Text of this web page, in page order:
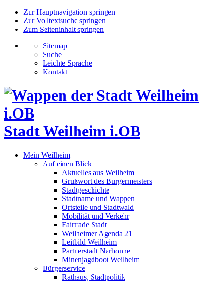
Zur Hauptnavigation springen
Zur Volltextsuche springen
Zum Seiteninhalt springen
Sitemap
Suche
Leichte Sprache
Kontakt
Stadt Weilheim i.OB
Mein Weilheim
Auf einen Blick
Aktuelles aus Weilheim
Grußwort des Bürgermeisters
Stadtgeschichte
Stadtname und Wappen
Ortsteile und Stadtwald
Mobilität und Verkehr
Fairtrade Stadt
Weilheimer Agenda 21
Leitbild Weilheim
Partnerstadt Narbonne
Minenjagdboot Weilheim
Bürgerservice
Rathaus, Stadtpolitik